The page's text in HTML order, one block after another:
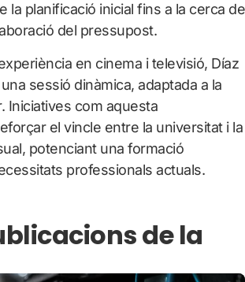
la planificació inicial fins a la cerca de
del pressupost.
en cinema i televisió, Díaz
sessió dinàmica, adaptada a la
Iniciatives com aquesta
el vincle entre la universitat i la
potenciant una formació
professionals actuals.
de la